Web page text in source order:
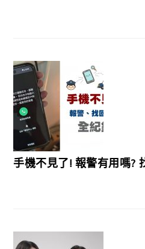
手機不見了! 報警有用嗎?